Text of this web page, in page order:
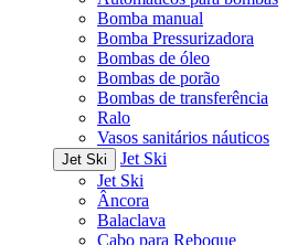
Bomba manual
Bomba Pressurizadora
Bombas de óleo
Bombas de porão
Bombas de transferência
Ralo
Vasos sanitários náuticos
Jet Ski
Jet Ski
Jet Ski
Âncora
Balaclava
Cabo para Reboque